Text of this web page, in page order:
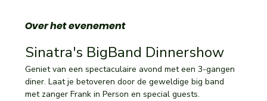
Over het evenement
Sinatra's BigBand Dinnershow
Geniet van een spectaculaire avond met een 3-gangen
diner. Laat je betoveren door de geweldige big band
met zanger Frank in Person en special guests.